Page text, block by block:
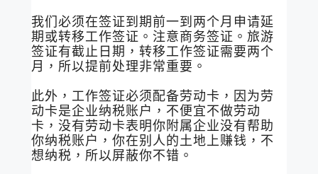
我们必须在签证到期前一到两个月申请延
期或转移工作签证。注意商务签证。旅游
签证有截止日期，转移工作签证需要两个
月，所以提前处理非常重要。
此外，工作签证必须配备劳动卡，因为劳
动卡是企业纳税账户，不便宜不做劳动
卡，没有劳动卡表明你附属企业没有帮助
你纳税账户，你在别人的土地上赚钱，不
想纳税，所以屏蔽你不错。